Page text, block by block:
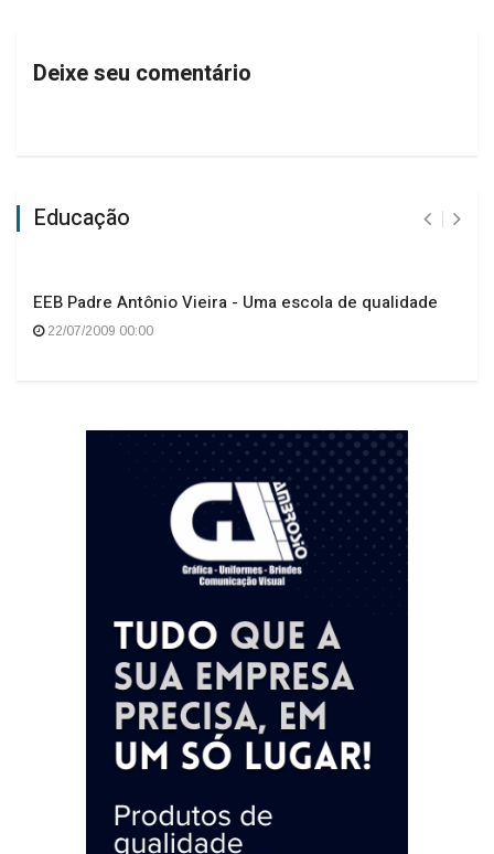
Deixe seu comentário
Educação
EEB Padre Antônio Vieira - Uma escola de qualidade
22/07/2009 00:00